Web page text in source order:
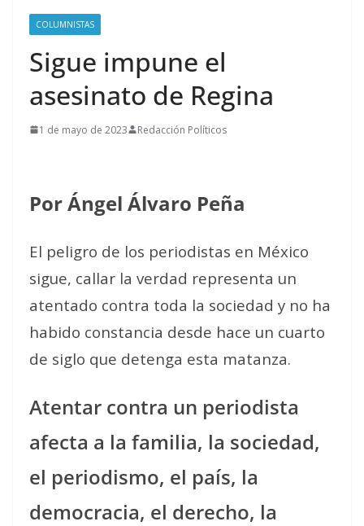
COLUMNISTAS
Sigue impune el
asesinato de Regina
1 de mayo de 2023 Redacción Políticos
Por Ángel Álvaro Peña
El peligro de los periodistas en México
sigue, callar la verdad representa un
atentado contra toda la sociedad y no ha
habido constancia desde hace un cuarto
de siglo que detenga esta matanza.
Atentar contra un periodista
afecta a la familia, la sociedad,
el periodismo, el país, la
democracia, el derecho, la